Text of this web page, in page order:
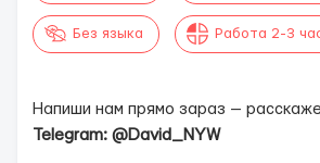
Без языка Работа 2-3
Напиши нам прямо зараз —
Telegram: @David_NYW